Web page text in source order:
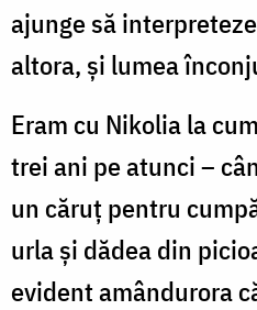
ajunge să
altora, şi lumea
Eram cu Nikolia la
trei ani pe atunci –
un căruţ pentru
urla şi dădea din
evident amândurora